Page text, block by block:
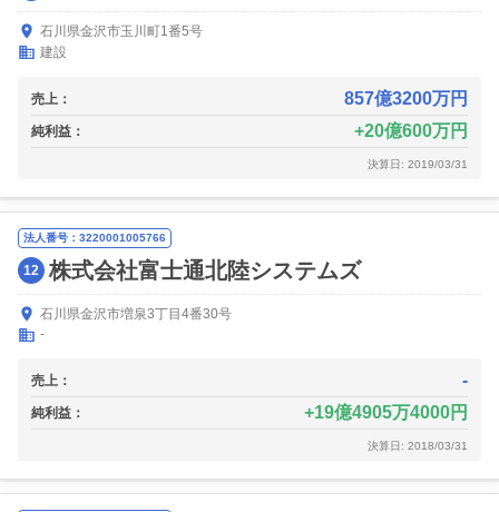
石川県金沢市玉川町1番5号
建設
売上： 857億3200万円
純利益： 20億600万円
決算日: 2019/03/31
法人番号：3220001005766
12 株式会社富士通北陸システムズ
石川県金沢市増泉3丁目4番30号
-
売上： -
純利益： 19億4905万4000円
決算日: 2018/03/31